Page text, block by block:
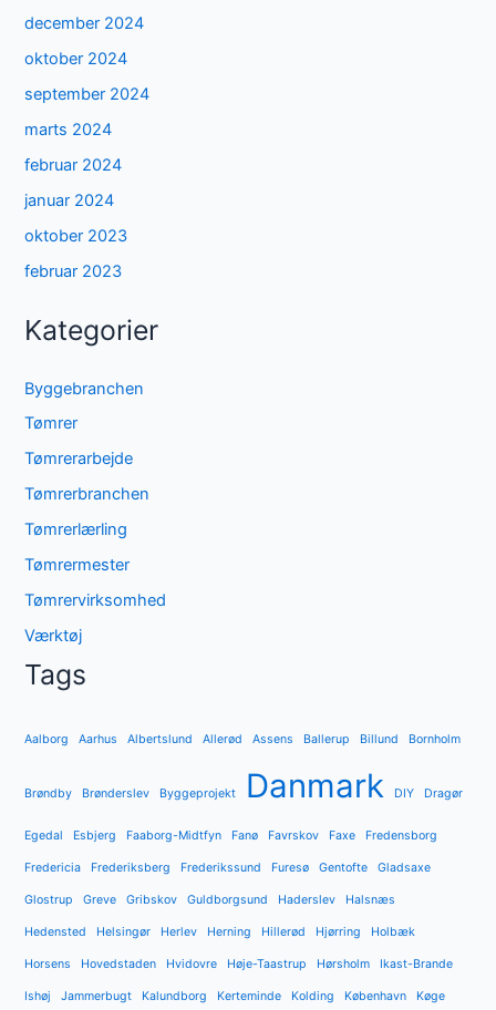
december 2024
oktober 2024
september 2024
marts 2024
februar 2024
januar 2024
oktober 2023
februar 2023
Kategorier
Byggebranchen
Tømrer
Tømrerarbejde
Tømrerbranchen
Tømrerlærling
Tømrermester
Tømrervirksomhed
Værktøj
Tags
Aalborg Aarhus Albertslund Allerød Assens Ballerup Billund Bornholm
Brøndby Brønderslev Byggeprojekt Danmark DIY Dragør
Egedal Esbjerg Faaborg-Midtfyn Fanø Favrskov Faxe Fredensborg
Fredericia Frederiksberg Frederikssund Furesø Gentofte Gladsaxe
Glostrup Greve Gribskov Guldborgsund Haderslev Halsnæs
Hedensted Helsingør Herlev Herning Hillerød Hjørring Holbæk
Horsens Hovedstaden Hvidovre Høje-Taastrup Hørsholm Ikast-Brande
Ishøj Jammerbugt Kalundborg Kerteminde Kolding København Køge